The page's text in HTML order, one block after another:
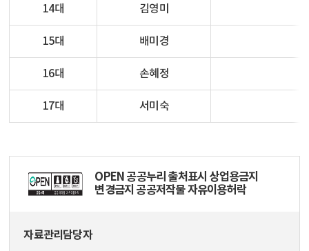
14대 김영미
15대 배미경
16대 손혜정
17대 서미숙
OPEN 공공누리 출처표시 상업용금지
변경금지 공공저작물 자유이용허락
자료관리담당자